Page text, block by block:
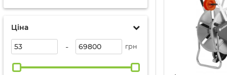
Ціна
- грн